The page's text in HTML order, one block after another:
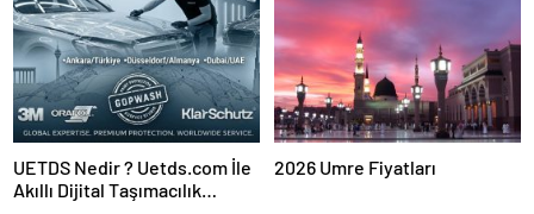
UETDS Nedir ? Uetds.com İle
Akıllı Dijital Taşımacılık
2026 Umre Fiyatları